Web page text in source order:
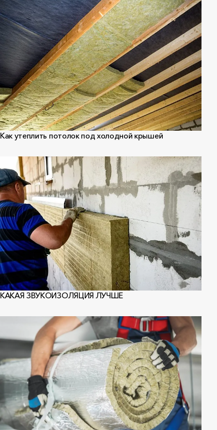
Как утеплить потолок под холодной крышей
КАКАЯ ЗВУКОИЗОЛЯЦИЯ ЛУЧШЕ